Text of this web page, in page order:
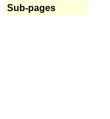
Sub-pages